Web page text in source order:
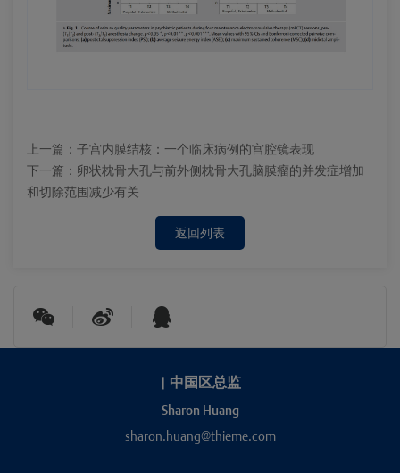
上一篇： 子宫内膜结核：一个临床病例的宫腔镜表现
下一篇： 卵状枕骨大孔与前外侧枕骨大孔脑膜瘤的并发症增加
和切除范围减少有关
返回列表
| 中国区总监
Sharon Huang
sharon.huang@thieme.com